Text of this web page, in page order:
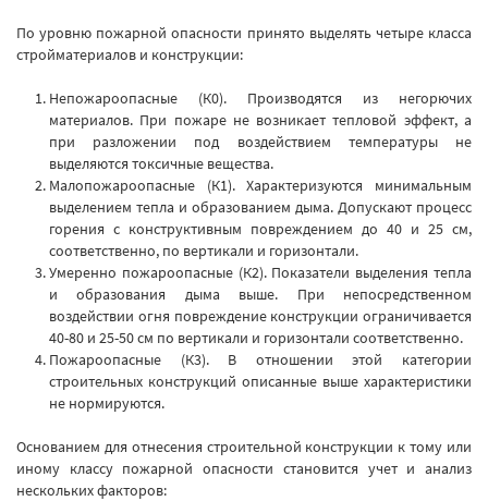
По уровню пожарной опасности принято выделять четыре класса
стройматериалов и конструкции:
Непожароопасные (К0). Производятся из негорючих
материалов. При пожаре не возникает тепловой эффект, а
при разложении под воздействием температуры не
выделяются токсичные вещества.
Малопожароопасные (К1). Характеризуются минимальным
выделением тепла и образованием дыма. Допускают процесс
горения с конструктивным повреждением до 40 и 25 см,
соответственно, по вертикали и горизонтали.
Умеренно пожароопасные (К2). Показатели выделения тепла
и образования дыма выше. При непосредственном
воздействии огня повреждение конструкции ограничивается
40-80 и 25-50 см по вертикали и горизонтали соответственно.
Пожароопасные (К3). В отношении этой категории
строительных конструкций описанные выше характеристики
не нормируются.
Основанием для отнесения строительной конструкции к тому или
иному классу пожарной опасности становится учет и анализ
нескольких факторов: